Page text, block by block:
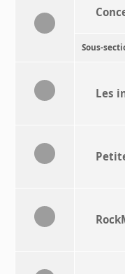
Sous-
Les